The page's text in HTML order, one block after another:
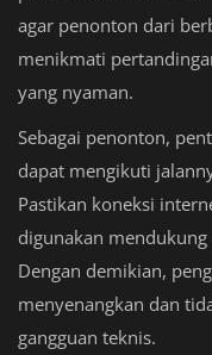
agar penonton dari
menikmati
yang nyaman.
Sebagai penonton,
dapat mengikuti
Pastikan koneksi
digunakan
Dengan demikian,
menyenangkan dan
gangguan teknis.